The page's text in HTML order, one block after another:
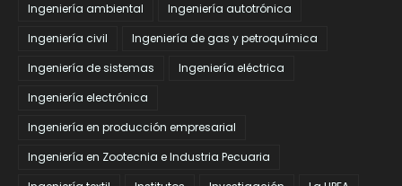
Ingeniería ambiental
Ingeniería autotrónica
Ingeniería civil
Ingeniería de gas y petroquímica
Ingeniería de sistemas
Ingeniería eléctrica
Ingeniería electrónica
Ingeniería en producción empresarial
Ingeniería en Zootecnia e Industria Pecuaria